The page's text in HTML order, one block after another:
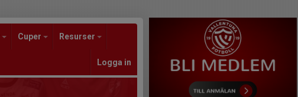
Cuper Resurser
Logga in